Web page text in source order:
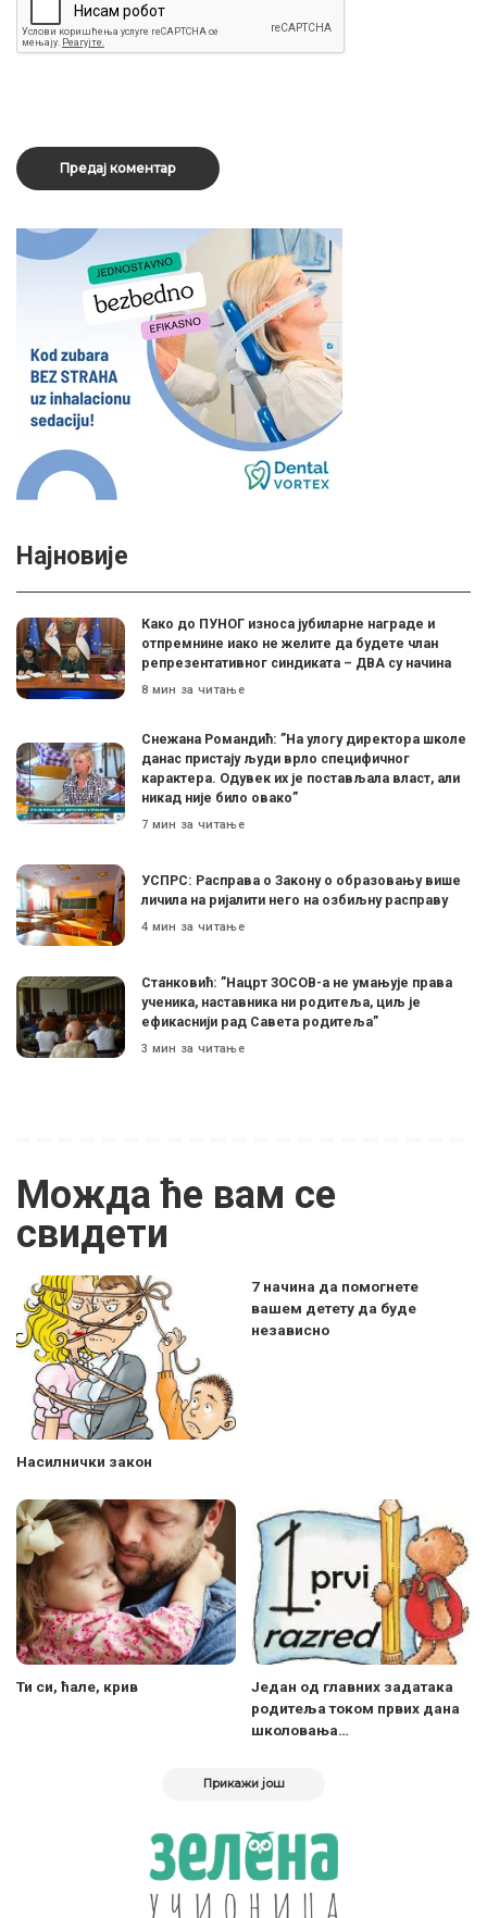
Најновије
Како до ПУНОГ износа јубиларне награде и
отпремнине иако не желите да будете члан
репрезентативног синдиката – ДВА су начина
8 мин за читање
Снежана Романдић: ”На улогу директора школе
данас пристају људи врло специфичног
карактера. Одувек их је постављала власт, али
никад није било овако”
7 мин за читање
УСПРС: Расправа о Закону о образовању више
личила на ријалити него на озбиљну расправу
4 мин за читање
Станковић: ”Нацрт ЗОСОВ-а не умањује права
ученика, наставника ни родитеља, циљ је
ефикаснији рад Савета родитеља”
3 мин за читање
Можда ће вам се
свидети
Насилнички закон
7 начина да помогнете
вашем детету да буде
независно
Ти си, ћале, крив
Један од главних задатака
родитеља током првих дана
школовања…
Прикажи још